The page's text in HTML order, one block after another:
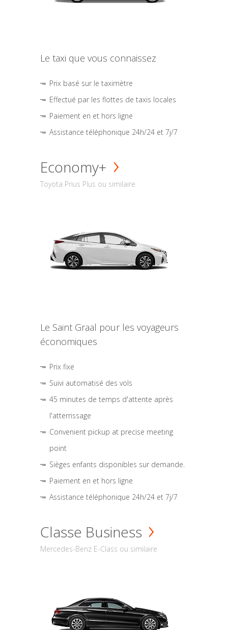
Le taxi que vous connaissez
Prix basé sur le taximètre
Effectué par les flottes de taxis locales
Paiement en et hors ligne
Assistance téléphonique 24h/24 et 7j/7
Economy+
Toyota Prius Plus ou similaire
Le Saint Graal pour les voyageurs
économiques
Prix fixe
Suivi automatisé des vols
45 minutes de temps d'attente après
l'atterrissage
Convenient pickup at precise meeting
point
Sièges enfants disponibles sur demande.
Paiement en et hors ligne
Assistance téléphonique 24h/24 et 7j/7
Classe Business
Mercedes-Benz E-Class ou similaire